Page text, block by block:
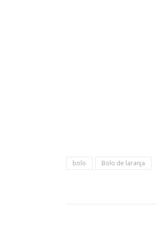
bolo Bolo de laranja